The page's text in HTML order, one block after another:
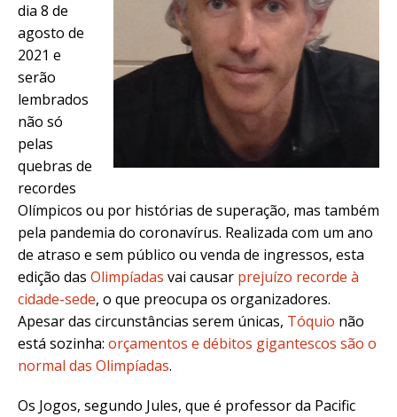
dia 8 de
agosto de
2021 e
serão
lembrados
não só
pelas
quebras de
recordes
Olímpicos ou por histórias de superação, mas também
pela pandemia do coronavírus. Realizada com um ano
de atraso e sem público ou venda de ingressos, esta
edição das Olimpíadas vai causar prejuízo recorde à
cidade-sede, o que preocupa os organizadores.
Apesar das circunstâncias serem únicas, Tóquio não
está sozinha: orçamentos e débitos gigantescos são o
normal das Olimpíadas.
Os Jogos, segundo Jules, que é professor da Pacific